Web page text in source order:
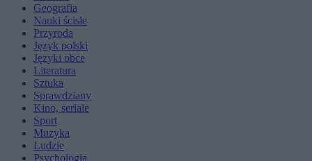
Geografia
Nauki ścisłe
Przyroda
Język polski
Języki obce
Literatura
Sztuka
Sprawdziany
Kino, seriale
Sport
Muzyka
Ludzie
Psychologia